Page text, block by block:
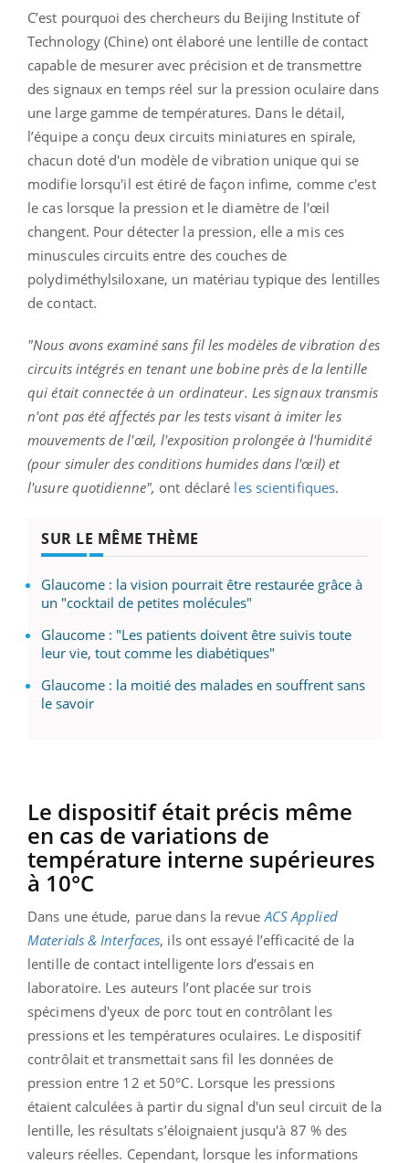
C’est pourquoi des chercheurs du Beijing Institute of
Technology (Chine) ont élaboré une lentille de contact
capable de mesurer avec précision et de transmettre
des signaux en temps réel sur la pression oculaire dans
une large gamme de températures. Dans le détail,
l’équipe a conçu deux circuits miniatures en spirale,
chacun doté d'un modèle de vibration unique qui se
modifie lorsqu'il est étiré de façon infime, comme c'est
le cas lorsque la pression et le diamètre de l'œil
changent. Pour détecter la pression, elle a mis ces
minuscules circuits entre des couches de
polydiméthylsiloxane, un matériau typique des lentilles
de contact.
"Nous avons examiné sans fil les modèles de vibration des
circuits intégrés en tenant une bobine près de la lentille
qui était connectée à un ordinateur. Les signaux transmis
n'ont pas été affectés par les tests visant à imiter les
mouvements de l'œil, l'exposition prolongée à l'humidité
(pour simuler des conditions humides dans l'œil) et
l'usure quotidienne", ont déclaré les scientifiques.
SUR LE MÊME THÈME
Glaucome : la vision pourrait être restaurée grâce à
un "cocktail de petites molécules"
Glaucome : "Les patients doivent être suivis toute
leur vie, tout comme les diabétiques"
Glaucome : la moitié des malades en souffrent sans
le savoir
Le dispositif était précis même
en cas de variations de
température interne supérieures
à 10°C
Dans une étude, parue dans la revue ACS Applied
Materials & Interfaces, ils ont essayé l’efficacité de la
lentille de contact intelligente lors d’essais en
laboratoire. Les auteurs l’ont placée sur trois
spécimens d'yeux de porc tout en contrôlant les
pressions et les températures oculaires. Le dispositif
contrôlait et transmettait sans fil les données de
pression entre 12 et 50°C. Lorsque les pressions
étaient calculées à partir du signal d'un seul circuit de la
lentille, les résultats s’éloignaient jusqu'à 87 % des
valeurs réelles. Cependant, lorsque les informations